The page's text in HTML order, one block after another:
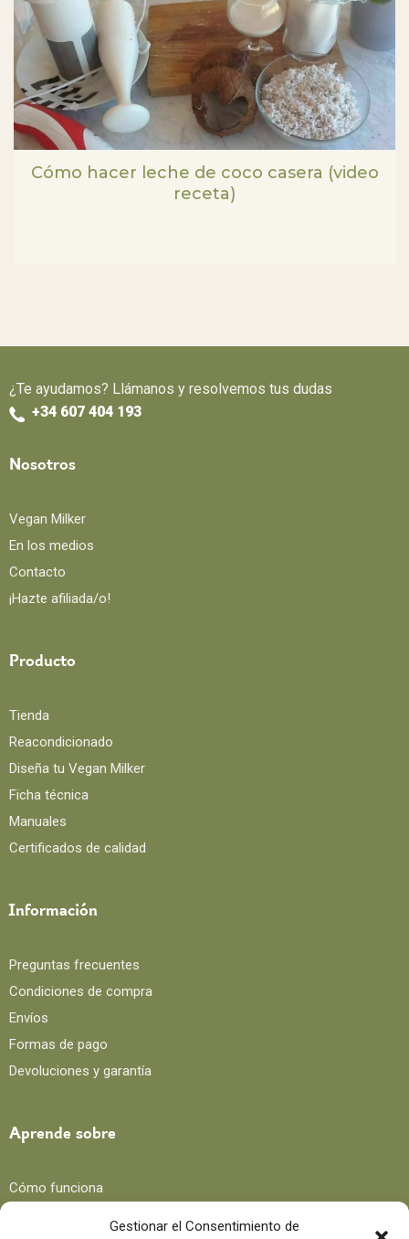
Gestionar el Consentimiento de
Cómo hacer leche de coco casera (video
receta)
¿Te ayudamos? Llámanos y resolvemos tus dudas
+34 607 404 193
Nosotros
Vegan Milker
En los medios
Contacto
¡Hazte afiliada/o!
Producto
Tienda
Reacondicionado
Diseña tu Vegan Milker
Ficha técnica
Manuales
Certificados de calidad
Información
Preguntas frecuentes
Condiciones de compra
Envíos
Formas de pago
Devoluciones y garantía
Aprende sobre
Cómo funciona